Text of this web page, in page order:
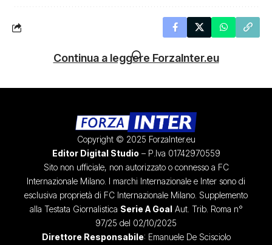
Continua a leggere ForzaInter.eu
Copyright © 2025 ForzaInter.eu
Editor Digital Studio – P.Iva 01742970559
Sito non ufficiale, non autorizzato o connesso a FC
Internazionale Milano. I marchi Internazionale e Inter sono di
esclusiva proprietà di FC Internazionale Milano. Supplemento
alla Testata Giornalistica Serie A GoalAut. Trib. Roma n°
97/25 del 02/10/2025
Direttore Responsabile: Emanuele De Scisciolo